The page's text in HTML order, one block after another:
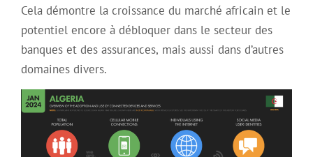
Cela démontre la croissance du marché africain et le
potentiel encore à débloquer dans le secteur des
banques et des assurances, mais aussi dans d’autres
domaines divers.